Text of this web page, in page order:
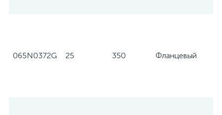
065N0372G 25 350 Фланцевый